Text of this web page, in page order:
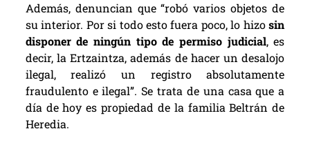
Además, denuncian que “robó varios objetos de
su interior. Por si todo esto fuera poco, lo hizosin
disponer de ningún tipo de permiso judicial, es
decir, la Ertzaintza, además de hacer un desalojo
ilegal, realizó un registro absolutamente
fraudulento e ilegal”. Se trata de una casa que a
día de hoy es propiedad de la familia Beltrán de
Heredia.